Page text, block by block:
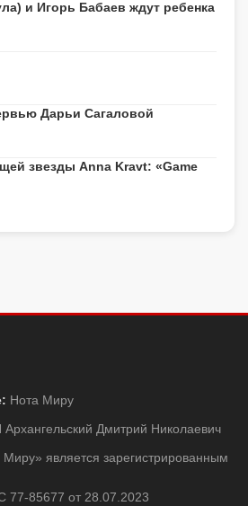
и Игорь Бабаев ждут ребенка
Дарьи Сагаловой
звезды Anna Kravt: «Game
Нота Миру
Дмитрий Николаевич
является зарегистрированным
77-85677 от 28.07.2023